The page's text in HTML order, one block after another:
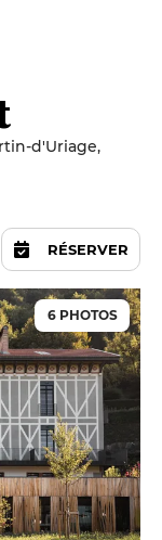
d'Uriage,
RÉSERVER
6 PHOTOS